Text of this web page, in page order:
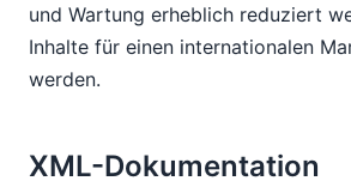
und Wartung erheblich reduziert
Inhalte für einen internationalen
werden.
XML-Dokumentation